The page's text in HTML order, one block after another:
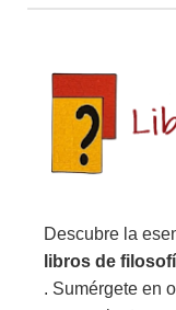
Descubre la
libros de
. Sumérgete en